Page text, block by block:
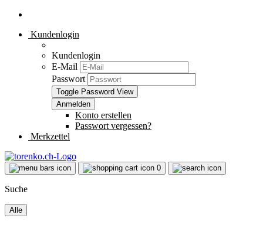
Kundenlogin
Kundenlogin
E-Mail
Passwort
Toggle Password View
Konto erstellen
Passwort vergessen?
Merkzettel
0
Suche
Alle